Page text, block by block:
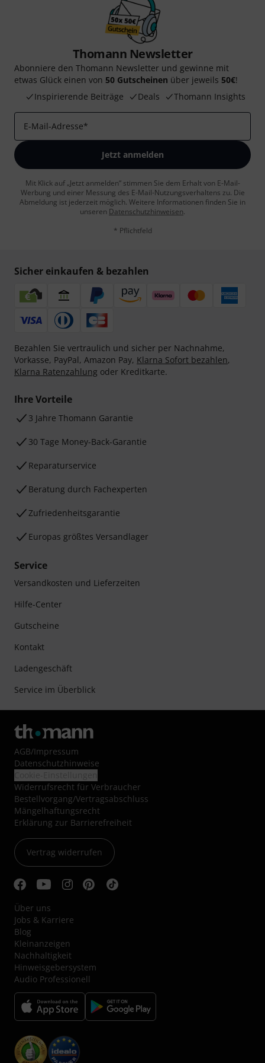
Thomann Newsletter
Abonniere den Thomann Newsletter und gewinne mit
etwas Glück einen von 50 Gutscheinen über jeweils 50€!
Inspirierende Beiträge
Deals Thomann Insights
E-Mail-Adresse*
Jetzt anmelden
Mit Klick auf „Jetzt anmelden“ stimmen Sie dem Erhalt von E-Mail-
Werbung und einer Messung des E-Mail-Nutzungsverhaltens zu. Die
Abmeldung ist jederzeit möglich. Weitere Informationen finden Sie in
unseren Datenschutzhinweisen.
* Pflichtfeld
Sicher einkaufen & bezahlen
Bezahlen Sie vertraulich und sicher per Nachnahme,
Vorkasse, PayPal, Amazon Pay, Klarna Sofort bezahlen,
Klarna Ratenzahlung oder Kreditkarte.
Ihre Vorteile
3 Jahre Thomann Garantie
30 Tage Money-Back-Garantie
Reparaturservice
Beratung durch Fachexperten
Zufriedenheitsgarantie
Europas größtes Versandlager
Service
Versandkosten und Lieferzeiten
Hilfe-Center
Gutscheine
Kontakt
Ladengeschäft
Service im Überblick
AGB/Impressum
Datenschutzhinweise
Widerrufsrecht für Verbraucher
Bestellvorgang/Vertragsabschluss
Mängelhaftungsrecht
Erklärung zur Barrierefreiheit
Vertrag widerrufen
Über uns
Jobs & Karriere
Blog
Kleinanzeigen
Nachhaltigkeit
Hinweisgebersystem
Audio Professionell